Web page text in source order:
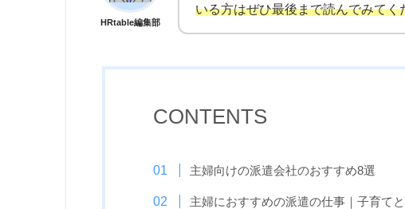
HRtable編集部
いる方はぜひ最後まで読んでみてく
CONTENTS
主婦向けの派遣会社のおすすめ8選
主婦におすすめの派遣の仕事｜子育て